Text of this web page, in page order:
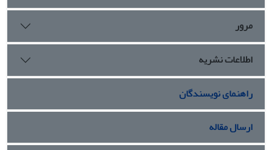
مرور
اطلاعات نشریه
راهنمای نویسندگان
ارسال مقاله